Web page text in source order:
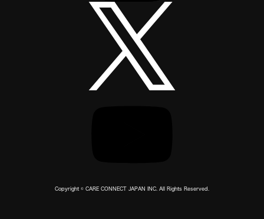
Copyright © CARE CONNECT JAPAN INC. All Rights Reserved.